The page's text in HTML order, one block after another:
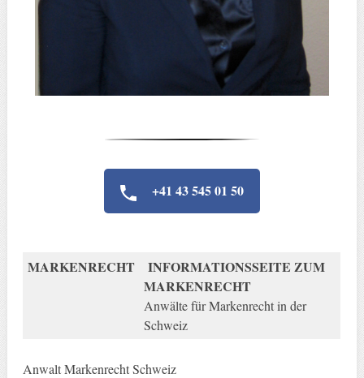
+41 43 545 01 50
MARKENRECHT
INFORMATIONSSEITE ZUM
MARKENRECHT
Anwälte für Markenrecht in der
Schweiz
Anwalt Markenrecht Schweiz